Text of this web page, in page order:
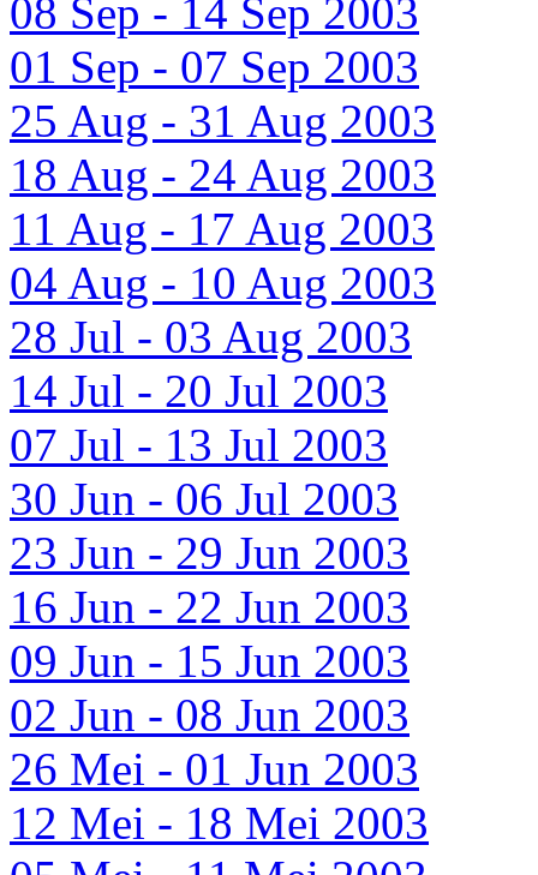
08 Sep - 14 Sep 2003
01 Sep - 07 Sep 2003
25 Aug - 31 Aug 2003
18 Aug - 24 Aug 2003
11 Aug - 17 Aug 2003
04 Aug - 10 Aug 2003
28 Jul - 03 Aug 2003
14 Jul - 20 Jul 2003
07 Jul - 13 Jul 2003
30 Jun - 06 Jul 2003
23 Jun - 29 Jun 2003
16 Jun - 22 Jun 2003
09 Jun - 15 Jun 2003
02 Jun - 08 Jun 2003
26 Mei - 01 Jun 2003
12 Mei - 18 Mei 2003